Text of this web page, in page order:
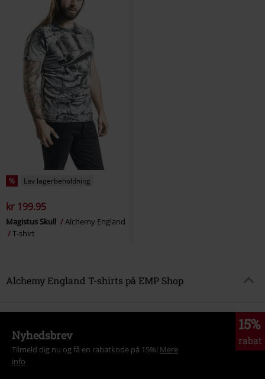
% Lav lagerbeholdning
kr 199.95
Magistus Skull
Alchemy England
T-shirt
Alchemy England T-shirts på EMP Shop
15%
rabat
Nyhedsbrev
Tilmeld dig nu og få en rabatkode på 15%! Mere
info